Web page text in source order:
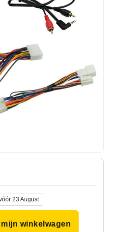
23 August
mijn winkelwagen